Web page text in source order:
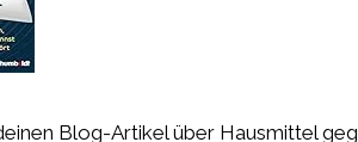
Blog-Artikel über Hausmittel